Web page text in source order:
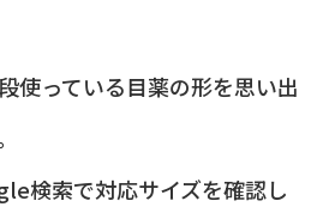
使っている目薬の形を思い出
検索で対応サイズを確認し